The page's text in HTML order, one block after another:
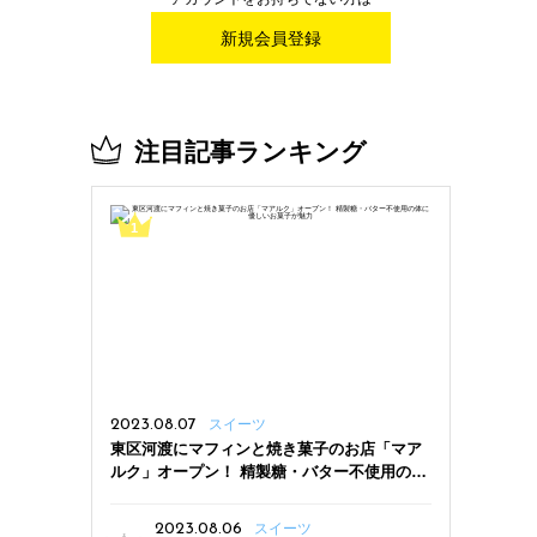
新規会員登録
注目記事ランキング
2023.08.07 スイーツ
東区河渡にマフィンと焼き菓子のお店「マア
ルク」オープン！ 精製糖・バター不使用の体
2023.08.06
スイーツ